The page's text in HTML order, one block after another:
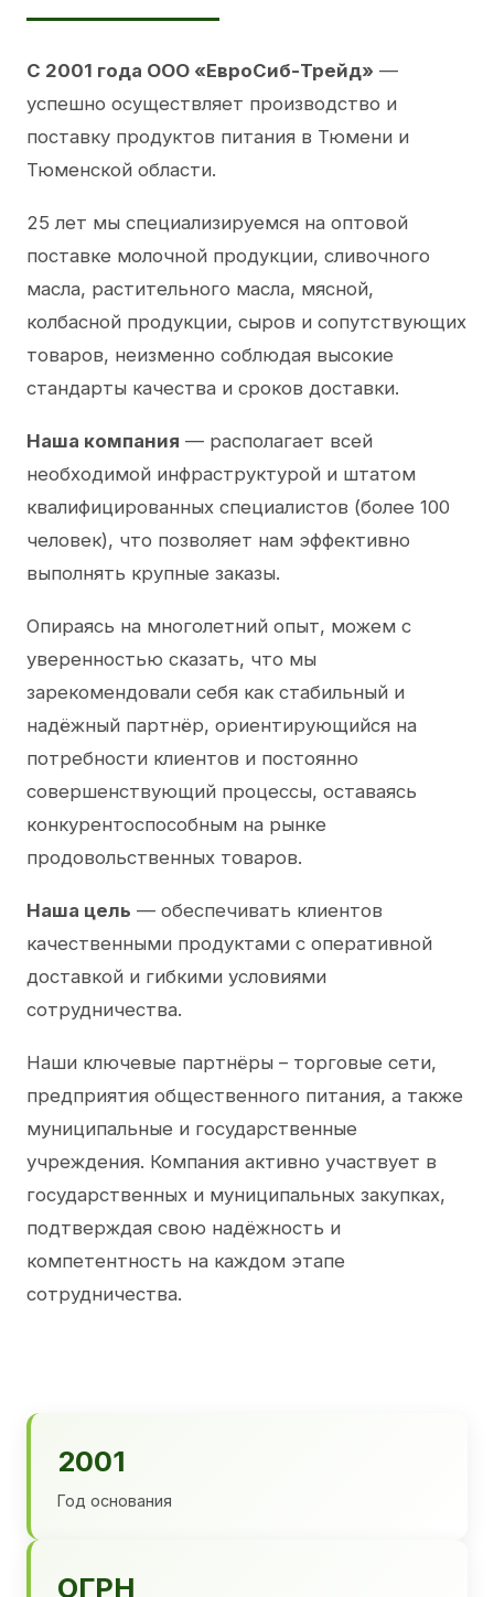
С 2001 года ООО «ЕвроСиб-Трейд» —
успешно осуществляет производство и
поставку продуктов питания в Тюмени и
Тюменской области.
25 лет мы специализируемся на оптовой
поставке молочной продукции, сливочного
масла, растительного масла, мясной,
колбасной продукции, сыров и сопутствующих
товаров, неизменно соблюдая высокие
стандарты качества и сроков доставки.
Наша компания — располагает всей
необходимой инфраструктурой и штатом
квалифицированных специалистов (более 100
человек), что позволяет нам эффективно
выполнять крупные заказы.
Опираясь на многолетний опыт, можем с
уверенностью сказать, что мы
зарекомендовали себя как стабильный и
надёжный партнёр, ориентирующийся на
потребности клиентов и постоянно
совершенствующий процессы, оставаясь
конкурентоспособным на рынке
продовольственных товаров.
Наша цель — обеспечивать клиентов
качественными продуктами с оперативной
доставкой и гибкими условиями
сотрудничества.
Наши ключевые партнёры – торговые сети,
предприятия общественного питания, а также
муниципальные и государственные
учреждения. Компания активно участвует в
государственных и муниципальных закупках,
подтверждая свою надёжность и
компетентность на каждом этапе
сотрудничества.
2001
Год основания
ОГРН